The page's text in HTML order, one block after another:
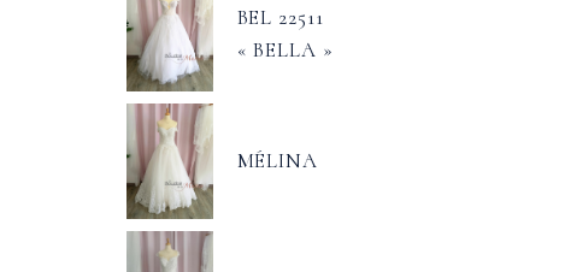
BEL 22511
« BELLA »
MÉLINA